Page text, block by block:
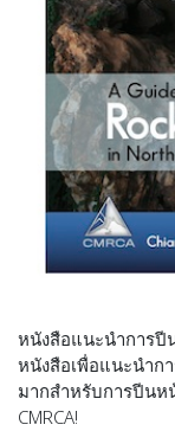
หนังสือแนะนำการปี
หนังสือเพื่อแนะนำก
มากสำหรับการปีนห
CMRCA!